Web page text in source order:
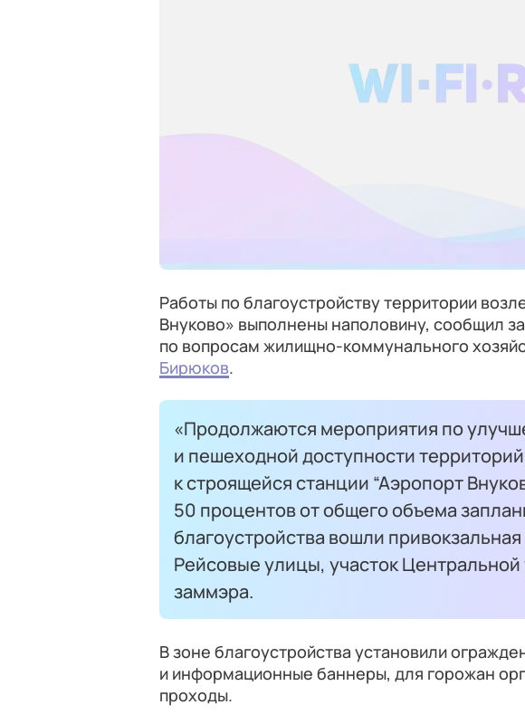
Работы по благоустройству территории
Внуково» выполнены наполовину, сообщил
по вопросам жилищно-коммунального
Бирюков.
«Продолжаются мероприятия по
и пешеходной доступности
к строящейся станции “Аэропорт
50 процентов от общего объема
благоустройства вошли
Рейсовые улицы, участок
заммэра.
В зоне благоустройства установили
и информационные баннеры, для горожан
проходы.